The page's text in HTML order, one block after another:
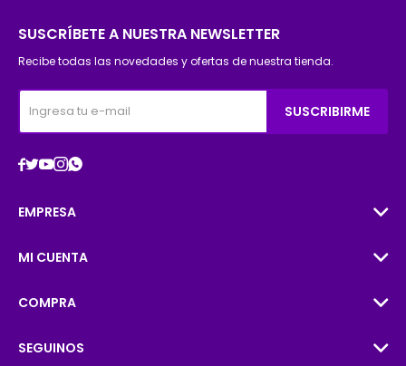
SUSCRÍBETE A NUESTRA NEWSLETTER
Recibe todas las novedades y ofertas de nuestra tienda.
SUSCRIBIRME

EMPRESA
MI CUENTA
COMPRA
SEGUINOS